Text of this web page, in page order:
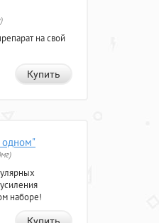
на свой
Купить
одном"
наборе!